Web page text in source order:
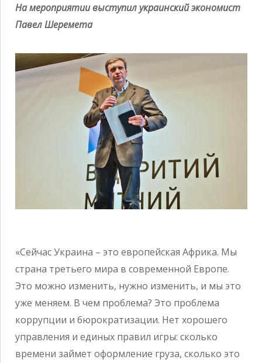
На мероприятии выступил украинский экономист
Павел Шеремета
«Сейчас Украина – это европейская Африка. Мы
страна третьего мира в современной Европе.
Это можно изменить, нужно изменить, и мы это
уже меняем. В чем проблема? Это проблема
коррупции и бюрократизации. Нет хорошего
управления и единых правил игры: сколько
времени займет оформление груза, сколько это